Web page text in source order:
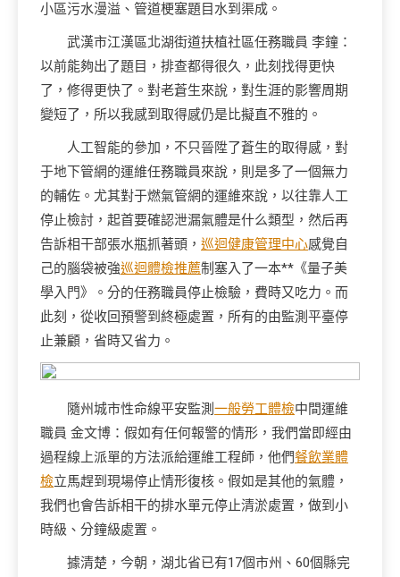
小區污水漫溢、管道梗塞題目水到渠成。
武漢市江漢區北湖街道扶植社區任務職員 李鐘：
以前能夠出了題目，排查都得很久，此刻找得更快
了，修得更快了。對老蒼生來說，對生涯的影響周期
變短了，所以我感到取得感仍是比擬直不雅的。
人工智能的參加，不只晉陞了蒼生的取得感，對
于地下管網的運維任務職員來說，則是多了一個無力
的輔佐。尤其對于燃氣管網的運維來說，以往靠人工
停止檢討，起首要確認泄漏氣體是什么類型，然后再
告訴相干部張水瓶抓著頭， 巡迴健康管理中心感覺自
己的腦袋被強巡迴體檢推薦制塞入了一本**《量子美
學入門》。分的任務職員停止檢驗，費時又吃力。而
此刻，從收回預警到終極處置，所有的由監測平臺停
止兼顧，省時又省力。
隨州城市性命線平安監測一般勞工體檢中間運維
職員 金文博：假如有任何報警的情形，我們當即經由
過程線上派單的方法派給運維工程師，他們餐飲業體
檢立馬趕到現場停止情形復核。假如是其他的氣體，
我們也會告訴相干的排水單元停止清淤處置，做到小
時級、分鐘級處置。
據清楚，今朝，湖北省已有17個市州、60個縣完